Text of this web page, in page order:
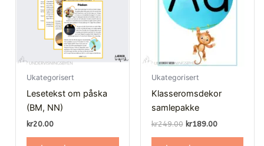
Ukategorisert
Lesetekst om påska
(BM, NN)
kr20.00
Ukategorisert
Klasseromsdekor
samlepakke
kr249.00 kr189.00